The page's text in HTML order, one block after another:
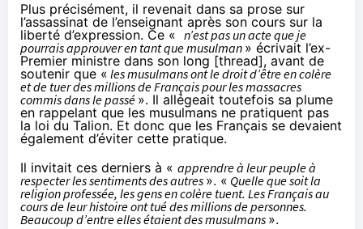
Plus précisément, il revenait dans sa prose sur
l’assassinat de l’enseignant après son cours sur la
liberté d’expression. Ce « n’est pas un acte que je
pourrais approuver en tant que musulman » écrivait l’ex-
Premier ministre dans son long [thread], avant de
soutenir que « les musulmans ont le droit d’être en colère
et de tuer des millions de Français pour les massacres
commis dans le passé ». Il allégeait toutefois sa plume
en rappelant que les musulmans ne pratiquent pas
la loi du Talion. Et donc que les Français se devaient
également d’éviter cette pratique.
Il invitait ces derniers à « apprendre à leur peuple à
respecter les sentiments des autres ». « Quelle que soit la
religion professée, les gens en colère tuent. Les Français au
cours de leur histoire ont tué des millions de personnes.
Beaucoup d’entre elles étaient des musulmans ».